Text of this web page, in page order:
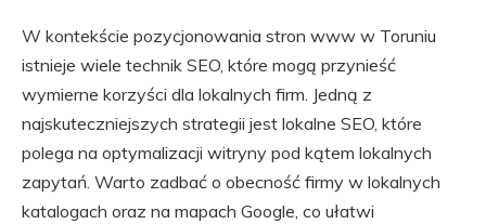
W kontekście pozycjonowania stron www w Toruniu
istnieje wiele technik SEO, które mogą przynieść
wymierne korzyści dla lokalnych firm. Jedną z
najskuteczniejszych strategii jest lokalne SEO, które
polega na optymalizacji witryny pod kątem lokalnych
zapytań. Warto zadbać o obecność firmy w lokalnych
katalogach oraz na mapach Google, co ułatwi